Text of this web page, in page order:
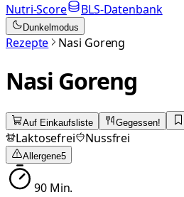
Nutri-Score
BLS-Datenbank
Dunkelmodus
Rezepte Nasi Goreng
Nasi Goreng
Auf Einkaufsliste Gegessen!
Laktosefrei Nussfrei
Allergene5
90Min.